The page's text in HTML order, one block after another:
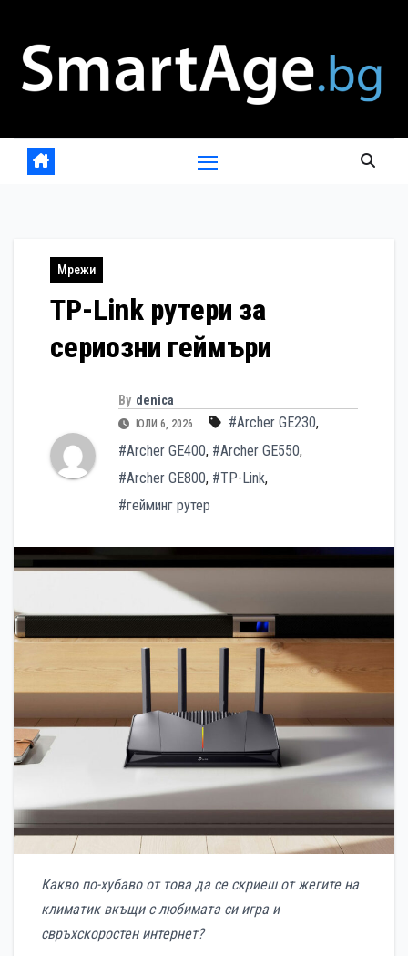
content
Мрежи
TP-Link рутери за
сериозни геймъри
By denica
ЮЛИ 6, 2026 #Archer GE230,
#Archer GE400, #Archer GE550,
#Archer GE800, #TP-Link,
#гейминг рутер
Какво по-хубаво от това да се скриеш от жегите на
климатик вкъщи с любимата си игра и
свръхскоростен интернет?